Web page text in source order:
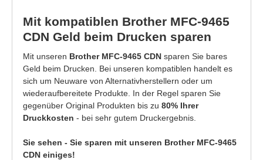
Mit kompatiblen Brother MFC-9465
CDN Geld beim Drucken sparen
Mit unseren Brother MFC-9465 CDN sparen Sie bares
Geld beim Drucken. Bei unseren kompatiblen handelt es
sich um Neuware von Alternativherstellern oder um
wiederaufbereitete Produkte. In der Regel sparen Sie
gegenüber Original Produkten bis zu 80% Ihrer
Druckkosten - bei sehr gutem Druckergebnis.
Sie sehen - Sie sparen mit unseren Brother MFC-9465
CDN einiges!